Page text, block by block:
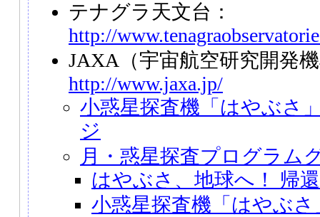
テナグラ天文台：
http://
JAXA（宇宙航空研究開発
http://www.jaxa.jp/
小惑星探査機「はやぶさ
ジ
月・惑星探査プログラム
はやぶさ、地球へ！ 帰
小惑星探査機「はやぶさ